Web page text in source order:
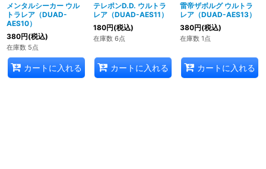
メンタルシーカー ウル
トラレア（DUAD-
AES10）
380円(税込)
在庫数 5点
カートに入れる
テレポンD.D. ウルトラ
レア（DUAD-AES11）
180円(税込)
在庫数 6点
カートに入れる
雷帝ザボルグ ウルトラ
レア（DUAD-AES13）
380円(税込)
在庫数 1点
カートに入れる